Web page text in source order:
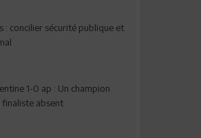
: concilier sécurité publique et
1-0 ap : Un champion
finaliste absent